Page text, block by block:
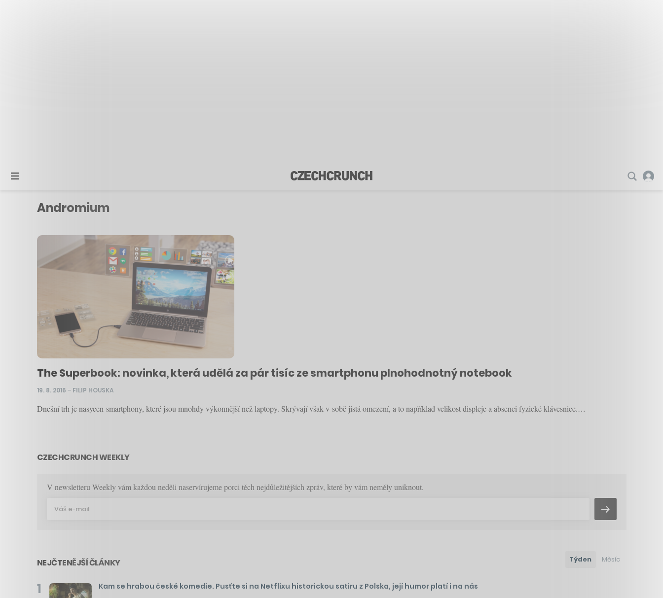
Andromium
The Superbook: novinka, která udělá za pár tisíc ze smartphonu plnohodnotný notebook
19. 8. 2016 – FILIP HOUSKA
Dnešní trh je nasycen smartphony, které jsou mnohdy výkonnější než laptopy. Skrývají však v sobě jistá omezení, a to například velikost displeje a absenci fyzické klávesnice.…
CZECHCRUNCH WEEKLY
V newsletteru Weekly vám každou neděli naservírujeme porci těch nejdůležitějších zpráv, které by vám neměly uniknout.
NEJČTENĚJŠÍ ČLÁNKY Týden Měsíc
1 Kam se hrabou české komedie. Pusťte si na Netflixu historickou satiru z Polska, její humor platí i na nás